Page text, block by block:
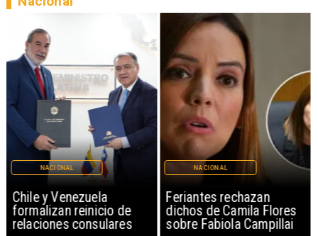
Chile y Venezuela
formalizan reinicio de
relaciones consulares
NACIONAL
Feriantes rechazan
dichos de Camila Flores
sobre Fabiola Campillai
NACIONAL